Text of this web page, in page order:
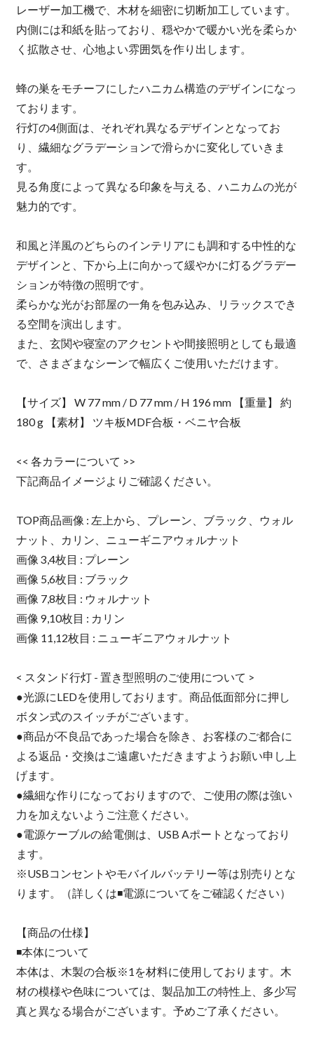
レーザー加工機で、木材を細密に切断加工しています。
内側には和紙を貼っており、穏やかで暖かい光を柔らか
く拡散させ、心地よい雰囲気を作り出します。
蜂の巣をモチーフにしたハニカム構造のデザインになっ
ております。
行灯の4側面は、それぞれ異なるデザインとなってお
り、繊細なグラデーションで滑らかに変化していきま
す。
見る角度によって異なる印象を与える、ハニカムの光が
魅力的です。
和風と洋風のどちらのインテリアにも調和する中性的な
デザインと、下から上に向かって緩やかに灯るグラデー
ションが特徴の照明です。
柔らかな光がお部屋の一角を包み込み、リラックスでき
る空間を演出します。
また、玄関や寝室のアクセントや間接照明としても最適
で、さまざまなシーンで幅広くご使用いただけます。
【サイズ】 W 77 mm / D 77 mm / H 196 mm 【重量】 約
180 g 【素材】 ツキ板MDF合板・ベニヤ合板
<< 各カラーについて >>
下記商品イメージよりご確認ください。
TOP商品画像 : 左上から、プレーン、ブラック、ウォル
ナット、カリン、ニューギニアウォルナット
画像 3,4枚目 : プレーン
画像 5,6枚目 : ブラック
画像 7,8枚目 : ウォルナット
画像 9,10枚目 : カリン
画像 11,12枚目 : ニューギニアウォルナット
< スタンド行灯 - 置き型照明のご使用について >
●光源にLEDを使用しております。商品低面部分に押し
ボタン式のスイッチがございます。
●商品が不良品であった場合を除き、お客様のご都合に
よる返品・交換はご遠慮いただきますようお願い申し上
げます。
●繊細な作りになっておりますので、ご使用の際は強い
力を加えないようご注意ください。
●電源ケーブルの給電側は、USB Aポートとなっており
ます。
※USBコンセントやモバイルバッテリー等は別売りとな
ります。（詳しくは◾️電源についてをご確認ください）
【商品の仕様】
◾️本体について
本体は、木製の合板※1を材料に使用しております。木
材の模様や色味については、製品加工の特性上、多少写
真と異なる場合がございます。予めご了承ください。